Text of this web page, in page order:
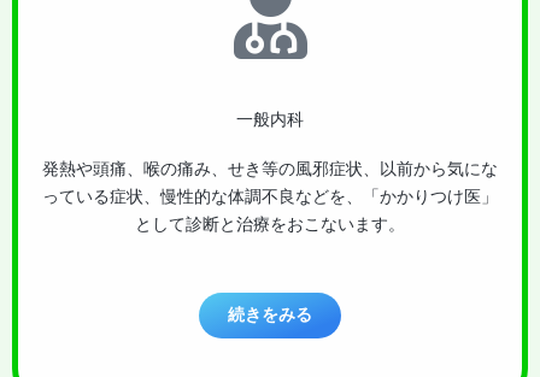
一般内科
発熱や頭痛、喉の痛み、せき等の風邪症状、以前から気にな
っている症状、慢性的な体調不良などを、「かかりつけ医」
として診断と治療をおこないます。
続きをみる